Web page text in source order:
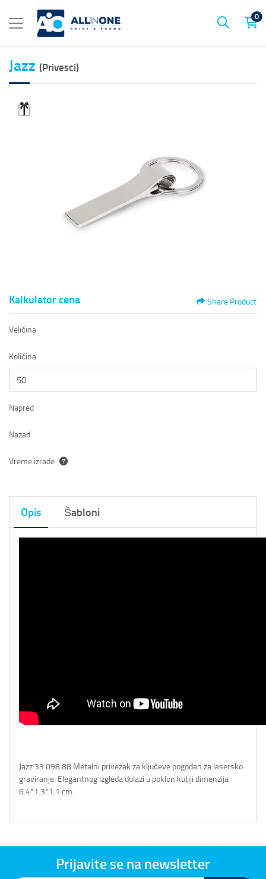
0
Jazz (Privesci)
Kalkulator cena Share Product
Veličina
Količina
Napred
Nazad
Vreme izrade
Opis Šabloni
Jazz 33.098.88 Metalni privezak za ključeve pogodan za lasersko
graviranje. Elegantnog izgleda dolazi u poklon kutiji dimenzija
6.4*1.3*1.1 cm.
Prijavite se na newsletter